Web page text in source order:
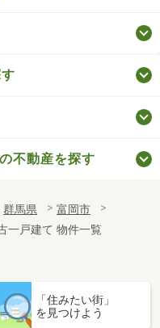
不動産を探す
群馬県
富岡市
一戸建て 物件一覧
「住みたい街」
を見つけよう